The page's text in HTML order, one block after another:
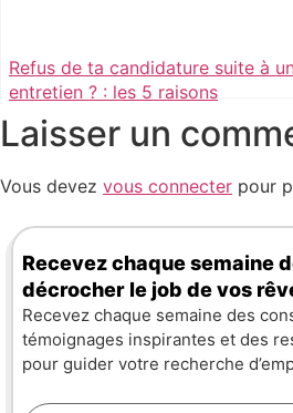
Refus de ta candidature suite à
entretien ? : les 5 raisons
Laisser un
Vous devez vous connecter pour
Recevez chaque semaine
décrocher le job de vos
Recevez chaque semaine des
témoignages inspirantes et des
pour guider votre recherche